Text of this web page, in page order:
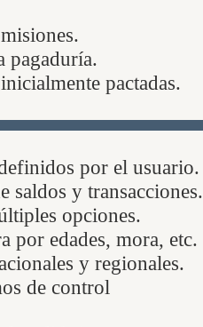
pagaduría.
pactadas.
por el usuario.
saldos y transacciones.
opciones.
por edades, mora, etc.
y regionales.
de control